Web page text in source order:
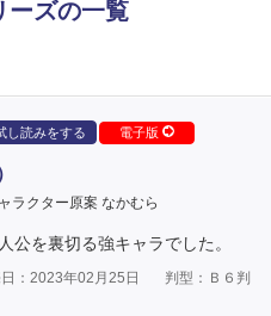
ズの一覧
し読みをする 電子版
ラクター原案 なかむら
公を裏切る強キャラでした。
：2023年02月25日 判型：Ｂ６判